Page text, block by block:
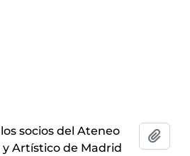
socios del Ateneo
Artístico de Madrid